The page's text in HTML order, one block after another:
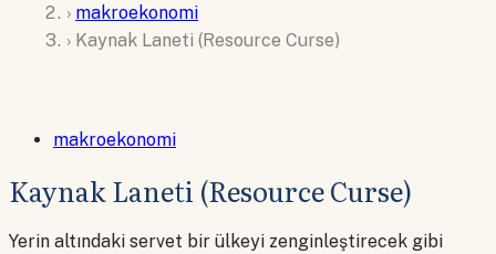
› makroekonomi
› Kaynak Laneti (Resource Curse)
makroekonomi
Kaynak Laneti (Resource Curse)
Yerin altındaki servet bir ülkeyi zenginleştirecek gibi